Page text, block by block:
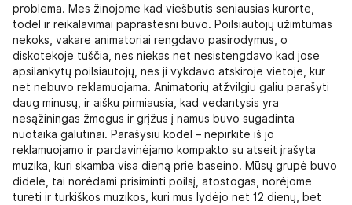
problema. Mes žinojome kad viešbutis seniausias kurorte,
todėl ir reikalavimai paprastesni buvo. Poilsiautojų užimtumas
nekoks, vakare animatoriai rengdavo pasirodymus, o
diskotekoje tuščia, nes niekas net nesistengdavo kad jose
apsilankytų poilsiautojų, nes ji vykdavo atskiroje vietoje, kur
net nebuvo reklamuojama. Animatorių atžvilgiu galiu parašyti
daug minusų, ir aišku pirmiausia, kad vedantysis yra
nesąžiningas žmogus ir grįžus į namus buvo sugadinta
nuotaika galutinai. Parašysiu kodėl – nepirkite iš jo
reklamuojamo ir pardavinėjamo kompakto su atseit įrašyta
muzika, kuri skamba visa dieną prie baseino. Mūsų grupė buvo
didelė, tai norėdami prisiminti poilsį, atostogas, norėjome
turėti ir turkiškos muzikos, kuri mus lydėjo net 12 dienų, bet